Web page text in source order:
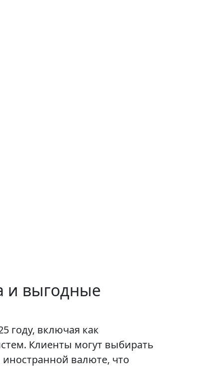
и выгодные
году, включая как
Клиенты могут выбирать
валюте, что